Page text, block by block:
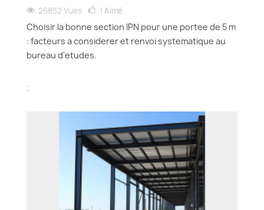
26852 Vues 1 Aimé
Choisir la bonne section IPN pour une portee de 5 m
: facteurs a considerer et renvoi systematique au
bureau d'etudes.
.